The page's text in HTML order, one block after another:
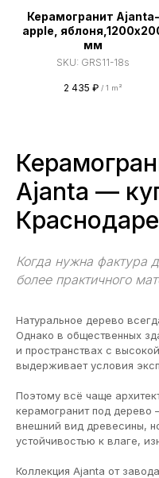
Керамогранит Ajanta-
apple,
мм
SKU: GRS11-18s
2 435 ₽ / 1 m²
Ajanta —
Краснодаре
Когда нужна фактура
более практичного
Натуральное дерево
Однако в общественных
и пространствах с
выдерживает условия
Поэтому всё чаще
керамогранит под дерево
внешний вид древесины,
устойчивостью к влаге,
Коллекция Ajanta от